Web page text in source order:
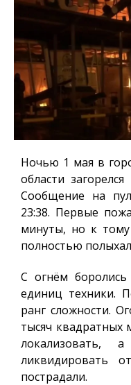
Ночью 1 мая в
области
Сообщение на
23:38. Первые
минуты, но к
полностью
С огнём
единиц техники.
ранг сложности.
тысяч квадратных
ликвидировать
пострадали.